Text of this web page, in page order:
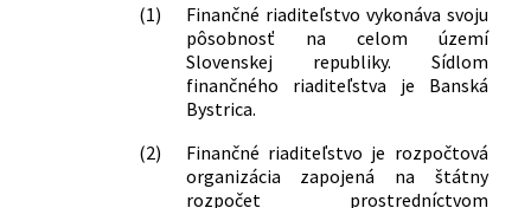
(1)
Finančné riaditeľstvo vykonáva svoju
pôsobnosť na celom území
Slovenskej republiky. Sídlom
finančného riaditeľstva je Banská
Bystrica.
(2)
Finančné riaditeľstvo je rozpočtová
organizácia zapojená na štátny
rozpočet prostredníctvom